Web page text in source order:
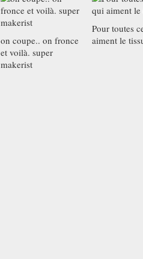
on coupe.. on fronce
et voilà. super
makerist
Pour toutes
aiment le